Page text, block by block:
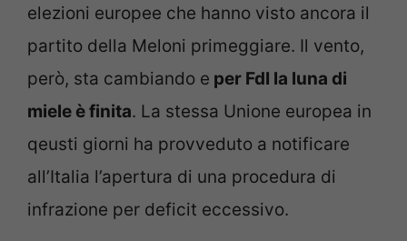
elezioni europee che hanno visto ancora il
partito della Meloni primeggiare. Il vento,
però, sta cambiando e per FdI la luna di
miele è finita. La stessa Unione europea in
qeusti giorni ha provveduto a notificare
all’Italia l’apertura di una procedura di
infrazione per deficit eccessivo.